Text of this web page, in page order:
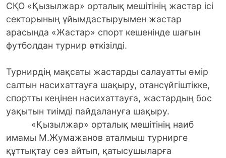
СҚО «Қызылжар» орталық мешітінің жастар ісі
секторының ұйымдастыруымен жастар
арасында «Жастар» спорт кешенінде шағын
футболдан турнир өткізілді.
Турнирдің мақсаты жастарды салауатты өмір
салтын насихаттауға шақыру, отансүйгіштікке,
спортты кеңінен насихаттауға, жастардың бос
уақытын тиімді пайдалануға шақыру.
«Қызылжар» орталық мешітінің наиб
имамы М.Жумажанов аталмыш турнирге
құттықтау сөз айтып, қатысушыларға